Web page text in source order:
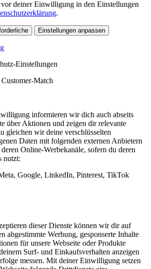
deiner Einwilligung in den Einstellungen
.
Einstellungen anpassen
Einstellungen
Match
informieren wir dich auch abseits
über Aktionen und zeigen dir relevante
gleichen wir deine verschlüsselten
Daten mit folgenden externen Anbietern
Online-Werbekanäle, sofern du deren
nutzt:
Google, LinkedIn, Pinterest, TikTok
dieser Dienste können wir dir auf
abgestimmte Werbung, gesponserte Inhalte
für unsere Webseite oder Produkte
Surf- und Einkaufsverhalten anzeigen
messen. Mit deiner Einwilligung setzen